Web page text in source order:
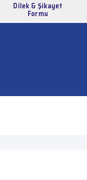
Dilek & Şikayet
Formu